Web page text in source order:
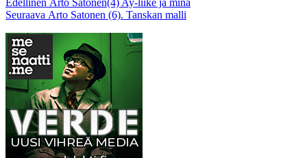
Artikkelien
selaus
Edellinen
artikkeli:
Arto Satonen(4) Ay-liike ja minä
Seuraava Seuraava
Arto Satonen (6). Tanskan malli